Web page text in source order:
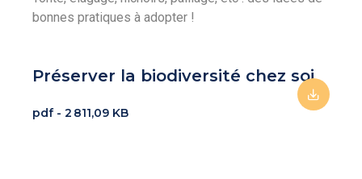
bonnes pratiques à adopter !
Préserver la biodiversité chez soi
pdf - 2 811,09 KB